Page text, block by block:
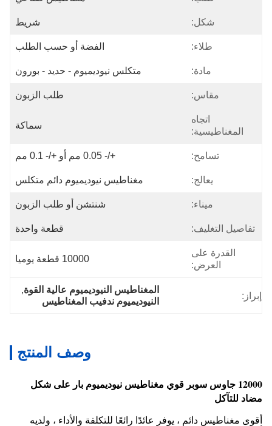
شكل: شريط
طلاء: الفضة أو حسب الطلب
مادة: متكلس نيوديميوم - حديد - بورون
مقاس: طلب الزبون
اتجاه
المغناطيسية:
سماكة
تسامح: +/- 0.05 مم أو +/- 0.1 مم
يعالج: مغناطيس نيوديميوم دائم متكلس
ميناء: شنتشن أو طلب الزبون
تفاصيل التغليف: قطعة واحدة
القدرة على
العرض:
10000 قطعة يوميا
إبراز:
المغناطيس النيوديميوم عالية القوة,
النيوديميوم ندفيب المغناطيس
وصف المنتج
12000 جاوس سوبر قوي مغناطيس نيوديميوم بار على شكل
مضاد للتآكل
أقوى مغناطيس دائم ، يوفر عائدًا رائعًا للتكلفة والأداء ، ولديه